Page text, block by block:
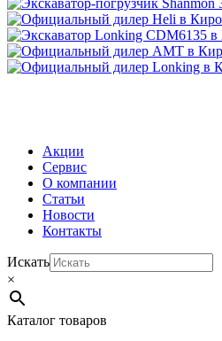
Акции
Сервис
О компании
Статьи
Новости
Контакты
Искать
×
Каталог товаров